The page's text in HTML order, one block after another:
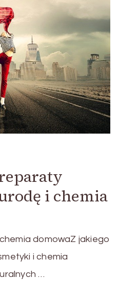
i chemia
domowaZ jakiego
i chemia
…